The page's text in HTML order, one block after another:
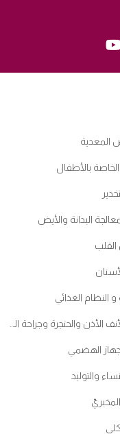
yb:
المعدية
الخاصة بالأطفال
البدانة والأيض
و النظام الغذائي
الهضمي
والتوليد